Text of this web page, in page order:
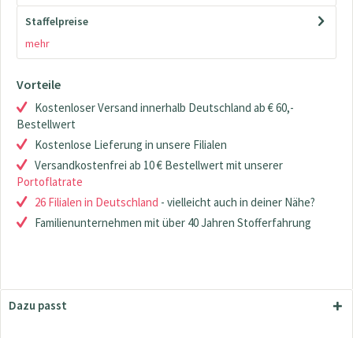
Staffelpreise
mehr
Vorteile
Kostenloser Versand innerhalb Deutschland ab € 60,-
Bestellwert
Kostenlose Lieferung in unsere Filialen
Versandkostenfrei ab 10 € Bestellwert mit unserer
Portoflatrate
26 Filialen in Deutschland - vielleicht auch in deiner Nähe?
Familienunternehmen mit über 40 Jahren Stofferfahrung
Dazu passt